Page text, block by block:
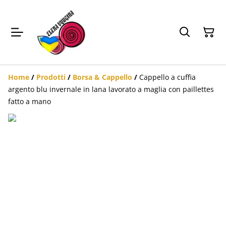
Home / Prodotti / Borsa & Cappello / Cappello a cuffia
argento blu invernale in lana lavorato a maglia con paillettes
fatto a mano